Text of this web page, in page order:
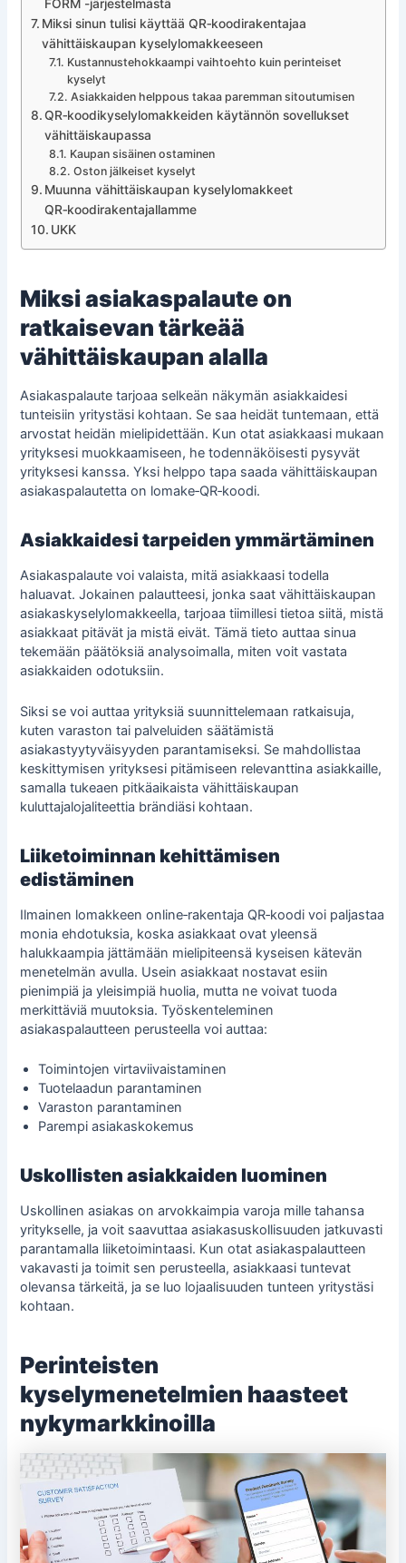
FORM -järjestelmästä
Miksi sinun tulisi käyttää QR‑koodirakentajaa
vähittäiskaupan kyselylomakkeeseen
Kustannustehokkaampi vaihtoehto kuin perinteiset
kyselyt
Asiakkaiden helppous takaa paremman sitoutumisen
QR‑koodikyselylomakkeiden käytännön sovellukset
vähittäiskaupassa
Kaupan sisäinen ostaminen
Oston jälkeiset kyselyt
Muunna vähittäiskaupan kyselylomakkeet
QR‑koodirakentajallamme
UKK
Miksi asiakaspalaute on
ratkaisevan tärkeää
vähittäiskaupan alalla
Asiakaspalaute tarjoaa selkeän näkymän asiakkaidesi
tunteisiin yritystäsi kohtaan. Se saa heidät tuntemaan, että
arvostat heidän mielipidettään. Kun otat asiakkaasi mukaan
yrityksesi muokkaamiseen, he todennäköisesti pysyvät
yrityksesi kanssa. Yksi helppo tapa saadavähittäiskaupan
asiakaspalautetta on lomake‑QR‑koodi.
Asiakkaidesi tarpeiden ymmärtäminen
Asiakaspalaute voi valaista, mitä asiakkaasi todella
haluavat. Jokainen palautteesi, jonka saat vähittäiskaupan
asiakaskyselylomakkeella, tarjoaa tiimillesi tietoa siitä, mistä
asiakkaat pitävät ja mistä eivät. Tämä tieto auttaa sinua
tekemään päätöksiä analysoimalla, miten voit vastata
asiakkaiden odotuksiin.
Siksi se voi auttaa yrityksiä suunnittelemaan ratkaisuja,
kuten varaston tai palveluiden säätämistä
asiakastyytyväisyyden parantamiseksi. Se mahdollistaa
keskittymisen yrityksesi pitämiseen relevanttina asiakkaille,
samalla tukeaen pitkäaikaista vähittäiskaupan
kuluttajalojaliteettia brändiäsi kohtaan.
Liiketoiminnan kehittämisen
edistäminen
Ilmainen lomakkeen online‑rakentaja QR‑koodi voi paljastaa
monia ehdotuksia, koska asiakkaat ovat yleensä
halukkaampia jättämään mielipiteensä kyseisen kätevän
menetelmän avulla. Usein asiakkaat nostavat esiin
pienimpiä ja yleisimpiä huolia, mutta ne voivat tuoda
merkittäviä muutoksia. Työskenteleminen
asiakaspalautteen perusteella voi auttaa:
Toimintojen virtaviivaistaminen
Tuotelaadun parantaminen
Varaston parantaminen
Parempi asiakaskokemus
Uskollisten asiakkaiden luominen
Uskollinen asiakas on arvokkaimpia varoja mille tahansa
yritykselle, ja voit saavuttaa asiakasuskollisuuden jatkuvasti
parantamalla liiketoimintaasi. Kun otat asiakaspalautteen
vakavasti ja toimit sen perusteella, asiakkaasi tuntevat
olevansa tärkeitä, ja se luo lojaalisuuden tunteen yritystäsi
kohtaan.
Perinteisten
kyselymenetelmien haasteet
nykymarkkinoilla